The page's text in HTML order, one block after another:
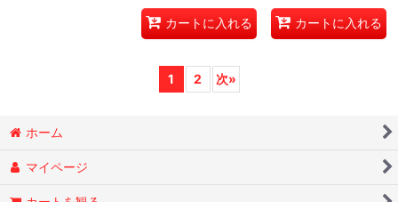
カートに入れる カートに入れる
1 2 次»
ホーム
マイページ